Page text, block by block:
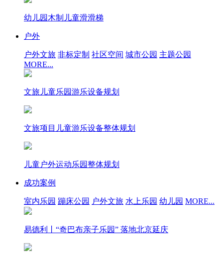
幼儿园木制儿童滑滑梯
户外
户外文旅 非标定制 社区空间 城市公园 主题公园
MORE...
文旅儿童乐园游乐设备规划
文旅项目儿童游乐设备整体规划
儿童户外运动乐园整体规划
成功案例
室内乐园 蹦床公园 户外文旅 水上乐园 幼儿园 MORE...
易德利丨“奇巴布亲子乐园” 落地北京延庆